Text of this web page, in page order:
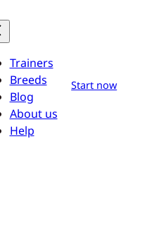
Trainers
Breeds
Blog
About us
Help
Start now